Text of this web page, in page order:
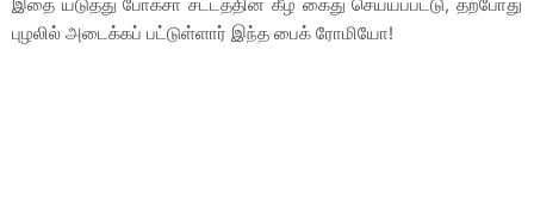
இதை யடுத்து போக்சா சட்டத்தின் கீழ் கைது செய்யப்பட்டு, தற்போது
புழலில் அடைக்கப் பட்டுள்ளார் இந்த பைக் ரோமியோ!